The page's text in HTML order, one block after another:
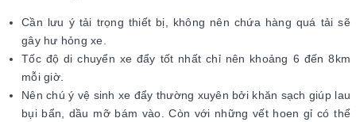
Cần lưu ý tải trọng thiết bị, không nên chứa hàng quá tải sẽ
gây hư hỏng xe.
Tốc độ di chuyển xe đẩy tốt nhất chỉ nên khoảng 6 đến 8km
mỗi giờ.
Nên chú ý vệ sinh xe đẩy thường xuyên bởi khăn sạch giúp lau
bụi bẩn, dầu mỡ bám vào. Còn với những vết hoen gỉ có thể